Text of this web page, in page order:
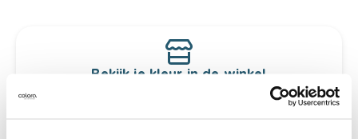
Bekijk je kleur in de winkel
Ontdek er kleurechte stalen van je